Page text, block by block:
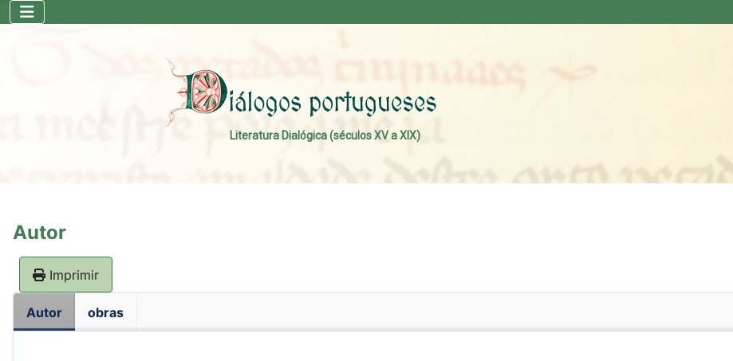
Literatura Dialógica (séculos XV a XIX)
Autor
Imprimir
Autor obras